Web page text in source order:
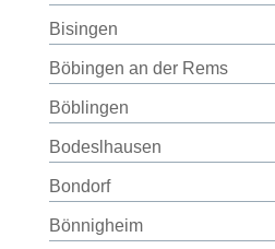
Bisingen
Böbingen an der Rems
Böblingen
Bodeslhausen
Bondorf
Bönnigheim